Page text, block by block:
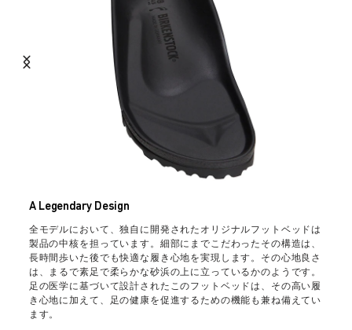
A Legendary Design
全モデルにおいて、独自に開発されたオリジナルフットベッドは
製品の中核を担っています。細部にまでこだわったその構造は、
長時間歩いた後でも快適な履き心地を実現します。その心地良さ
は、まるで素足で柔らかな砂浜の上に立っているかのようです。
足の医学に基づいて設計されたこのフットベッドは、その高い履
き心地に加えて、足の健康を促進するための機能も兼ね備えてい
ます。